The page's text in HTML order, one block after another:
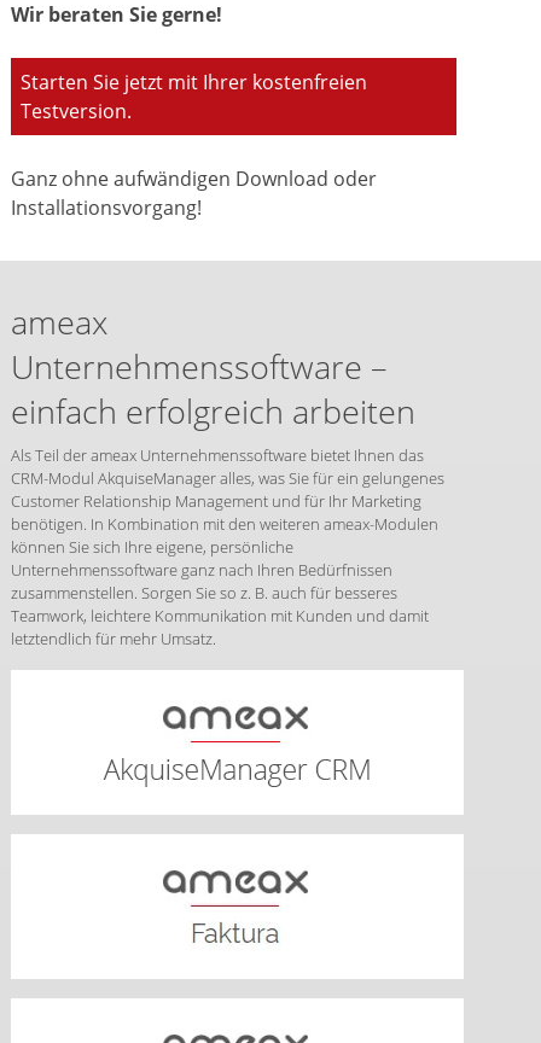
Wir beraten Sie gerne!
Starten Sie jetzt mit Ihrer kostenfreien
Testversion.
Ganz ohne aufwändigen Download oder
Installationsvorgang!
ameax
Unternehmenssoftware –
einfach erfolgreich arbeiten
Als Teil der ameax Unternehmenssoftware bietet Ihnen das
CRM-Modul AkquiseManager alles, was Sie für ein gelungenes
Customer Relationship Management und für Ihr Marketing
benötigen. In Kombination mit den weiteren ameax-Modulen
können Sie sich Ihre eigene, persönliche
Unternehmenssoftware ganz nach Ihren Bedürfnissen
zusammenstellen. Sorgen Sie so z. B. auch für besseres
Teamwork, leichtere Kommunikation mit Kunden und damit
letztendlich für mehr Umsatz.